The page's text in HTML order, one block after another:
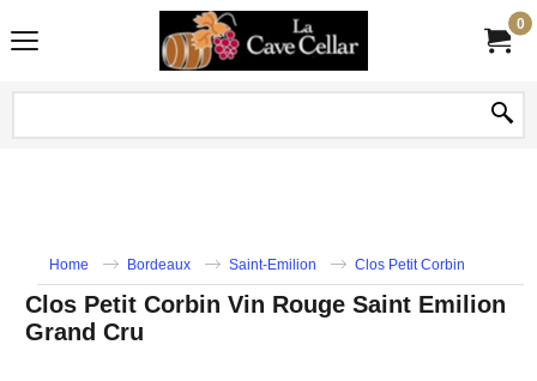
0
Home Bordeaux Saint-Emilion Clos Petit Corbin
Clos Petit Corbin Vin Rouge Saint Emilion
Grand Cru